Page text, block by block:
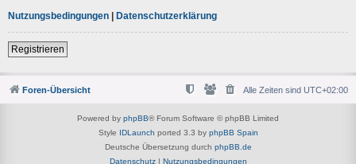
Nutzungsbedingungen | Datenschutzerklärung
Registrieren
Foren-Übersicht Alle Zeiten sind UTC+02:00
Powered by phpBB® Forum Software © phpBB Limited
Style IDLaunch ported 3.3 by phpBB Spain
Deutsche Übersetzung durch phpBB.de
Datenschutz| Nutzungsbedingungen